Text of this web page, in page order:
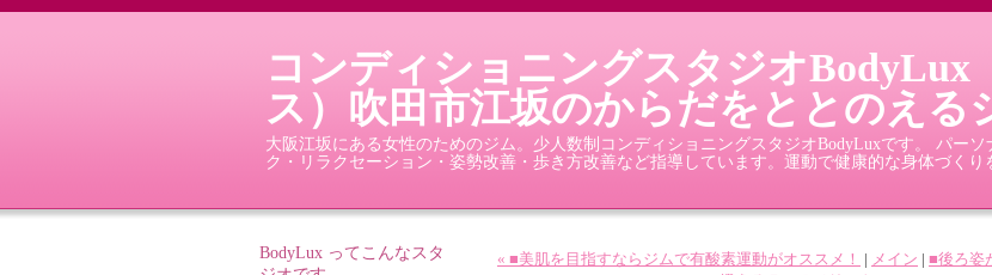
コンディショニングスタジオBodyLux
ス）吹田市江坂のからだをととのえる
大阪江坂にある女性のためのジム。少人数制コンディショニングスタジオBodyLuxです。 パー
ク・リラクセーション・姿勢改善・歩き方改善など指導しています。運動で健康的な身体づくり
BodyLux ってこんなスタ
« ■美肌を目指すならジムで有酸素運動がオススメ！ | メイン | ■後ろ姿